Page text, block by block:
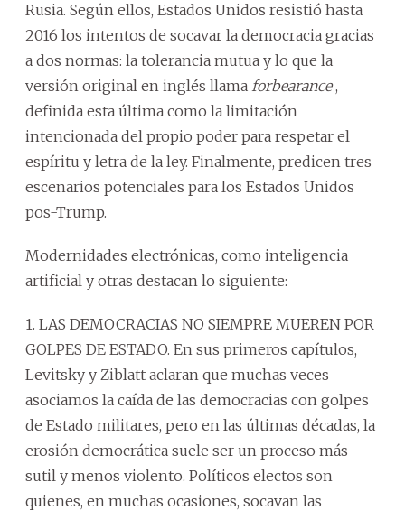
Rusia. Según ellos, Estados Unidos resistió hasta
2016 los intentos de socavar la democracia gracias
a dos normas: la tolerancia mutua y lo que la
versión original en inglés llama forbearance,
definida esta última como la limitación
intencionada del propio poder para respetar el
espíritu y letra de la ley. Finalmente, predicen tres
escenarios potenciales para los Estados Unidos
pos-Trump.
Modernidades electrónicas, como inteligencia
artificial y otras destacan lo siguiente:
1. LAS DEMOCRACIAS NO SIEMPRE MUEREN POR
GOLPES DE ESTADO. En sus primeros capítulos,
Levitsky y Ziblatt aclaran que muchas veces
asociamos la caída de las democracias con golpes
de Estado militares, pero en las últimas décadas, la
erosión democrática suele ser un proceso más
sutil y menos violento. Políticos electos son
quienes, en muchas ocasiones, socavan las